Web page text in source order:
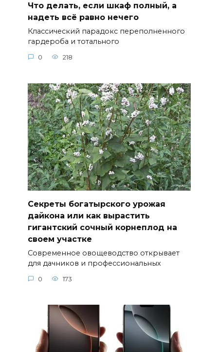
Что делать, если шкаф полный, а
надеть всё равно нечего
Классический парадокс переполненного
гардероба и тотального
0 218
Секреты богатырского урожая
дайкона или как вырастить
гигантский сочный корнеплод на
своем участке
Современное овощеводство открывает
для дачников и профессиональных
0 173